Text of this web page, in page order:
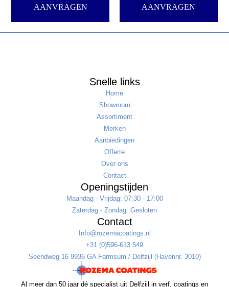
AANVRAGEN
AANVRAGEN
Al meer dan 50 jaar dé specialist uit Delfzijl in verf, coatings en
Snelle links
Home
Showroom
Assortiment
Merken
Aanbiedingen
Offerte
Over ons
Contact
Openingstijden
Maandag - Vrijdag: 07:30 - 17:00
Zaterdag - Zondag: Gesloten
Contact
Info@rozemacoatings.nl
+31 (0)596-613 549
Seendweg 16 9936 GA Farmsum / Delfzijl (Havennr. 3010)